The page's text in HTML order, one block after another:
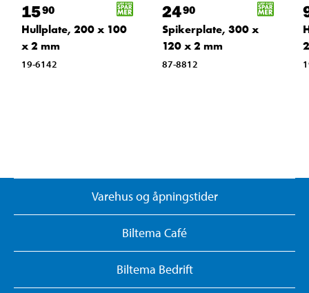
1590
Hullplate, 200 x 100
x 2 mm
19-6142
2490
Spikerplate, 300 x
120 x 2 mm
87-8812
Varehus og åpningstider
Biltema Café
Biltema Bedrift